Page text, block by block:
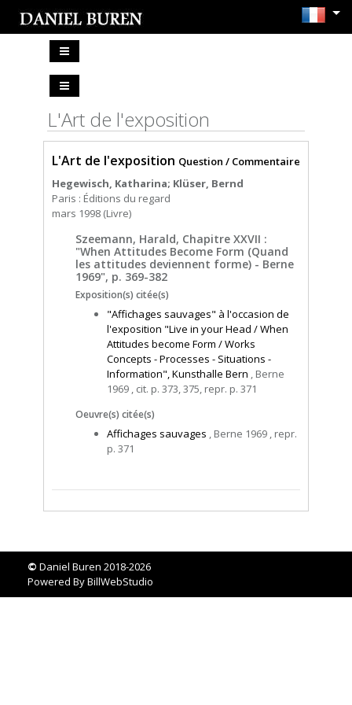
L'Art de l'exposition
L'Art de l'exposition Question / Commentaire
Hegewisch, Katharina; Klüser, Bernd
Paris : Éditions du regard
mars 1998 (Livre)
Szeemann, Harald, Chapitre XXVII :
"When Attitudes Become Form (Quand
les attitudes deviennent forme) - Berne
1969", p. 369-382
Exposition(s) citée(s)
"Affichages sauvages" à l'occasion de
l'exposition "Live in your Head / When
Attitudes become Form / Works
Concepts - Processes - Situations -
Information", Kunsthalle Bern , Berne
1969 , cit. p. 373, 375, repr. p. 371
Oeuvre(s) citée(s)
Affichages sauvages , Berne 1969 , repr.
p. 371
© Daniel Buren 2018-2026
Powered ByBillWebStudio